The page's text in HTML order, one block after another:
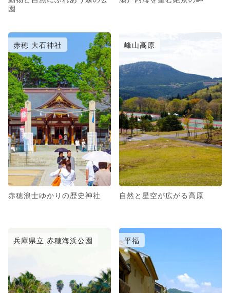
園
赤穂 大石神社
赤穂浪士ゆかりの歴史神社
峰山高原
自然と星空が広がる高原
兵庫県立 赤穂海浜公園 平福